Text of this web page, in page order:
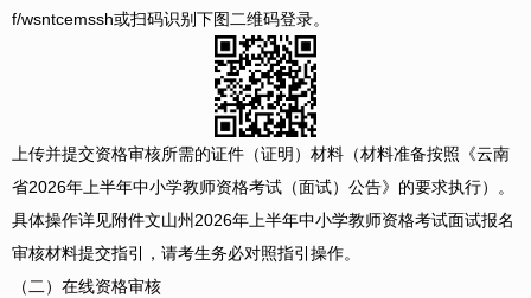
f/wsntcemssh或扫码识别下图二维码登录。
上传并提交资格审核所需的证件（证明）材料（材料准备按照《云南
省2026年上半年中小学教师资格考试（面试）公告》的要求执行）。
具体操作详见附件文山州2026年上半年中小学教师资格考试面试报名
审核材料提交指引，请考生务必对照指引操作。
（二）在线资格审核